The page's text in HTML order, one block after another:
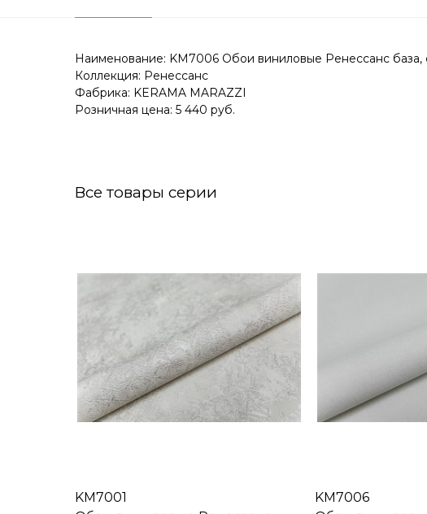
Наименование: KM7006 Обои виниловые Ренессанс
Коллекция: Ренессанс
Фабрика: KERAMA MARAZZI
Розничная цена: 5 440 руб.
Все товары серии
KM7001
KM7006